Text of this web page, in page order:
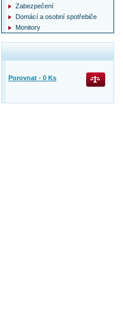
Zabezpečení
Domácí a osobní spotřebiče
Monitory
Porovnat - 0 Ks